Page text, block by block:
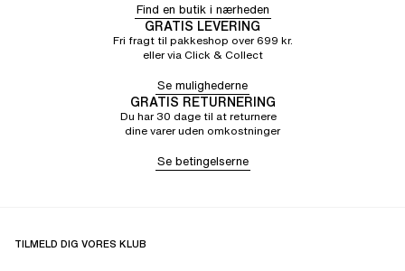
Find en butik i nærheden
GRATIS LEVERING
Fri fragt til pakkeshop over 699 kr.
eller via Click & Collect
Se mulighederne
GRATIS RETURNERING
Du har 30 dage til at returnere
dine varer uden omkostninger
Se betingelserne
TILMELD DIG VORES KLUB